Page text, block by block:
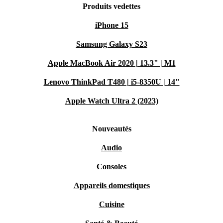
Produits vedettes
iPhone 15
Samsung Galaxy S23
Apple MacBook Air 2020 | 13.3" | M1
Lenovo ThinkPad T480 | i5-8350U | 14"
Apple Watch Ultra 2 (2023)
Nouveautés
Audio
Consoles
Appareils domestiques
Cuisine